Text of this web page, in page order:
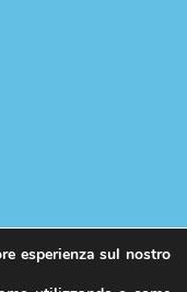
esperienza sul nostro